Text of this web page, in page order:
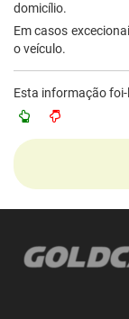
domicílio.
Em casos
o veículo.
Esta informação foi-